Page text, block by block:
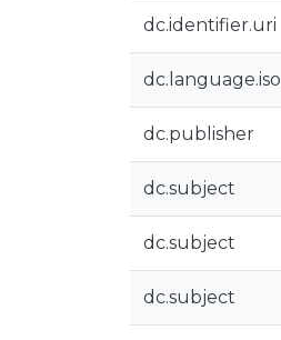
dc.identifier.uri
dc.language.iso
dc.publisher
dc.subject
dc.subject
dc.subject